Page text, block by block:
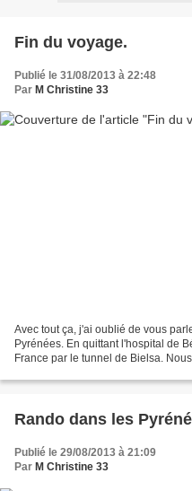
Fin du voyage.
Publié le 31/08/2013 à 22:48
Par M Christine 33
Avec tout ça, j'ai oublié de vous
Pyrénées. En quittant l'hospital de
France par le tunnel de Bielsa.
Rando dans les
Publié le 29/08/2013 à 21:09
Par M Christine 33